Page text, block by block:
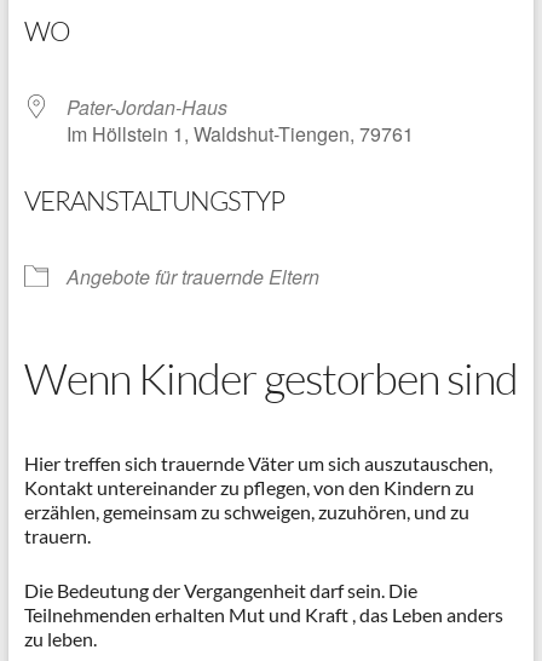
WO
Pater-Jordan-Haus
Im Höllstein 1, Waldshut-Tiengen, 79761
VERANSTALTUNGSTYP
Angebote für trauernde Eltern
Wenn Kinder gestorben sind
Hier treffen sich trauernde Väter um sich auszutauschen,
Kontakt untereinander zu pflegen, von den Kindern zu
erzählen, gemeinsam zu schweigen, zuzuhören, und zu
trauern.
Die Bedeutung der Vergangenheit darf sein. Die
Teilnehmenden erhalten Mut und Kraft , das Leben anders
zu leben.